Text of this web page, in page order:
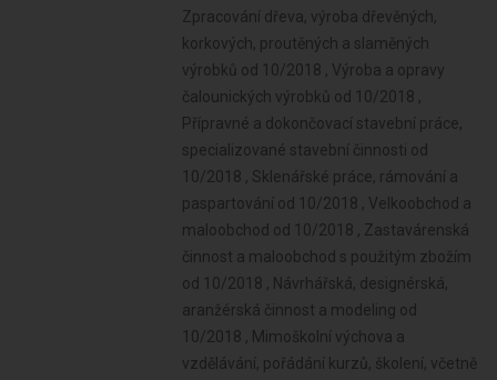
Zpracování dřeva, výroba dřevěných,
korkových, proutěných a slaměných
výrobků od 10/2018 , Výroba a opravy
čalounických výrobků od 10/2018 ,
Přípravné a dokončovací stavební práce,
specializované stavební činnosti od
10/2018 , Sklenářské práce, rámování a
paspartování od 10/2018 , Velkoobchod a
maloobchod od 10/2018 , Zastavárenská
činnost a maloobchod s použitým zbožím
od 10/2018 , Návrhářská, designérská,
aranžérská činnost a modeling od
10/2018 , Mimoškolní výchova a
vzdělávání, pořádání kurzů, školení, včetně